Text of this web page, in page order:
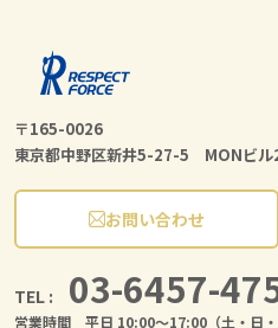
〒165-0026
東京都中野区新井5-27-5 MONビル
お問い合わせ
TEL : 03-6457-
営業時間 平日 10:00〜17:00（土・日・